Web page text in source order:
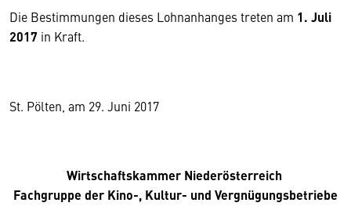
Die Bestimmungen dieses Lohnanhanges treten am 1. Juli
2017 in Kraft.
St. Pölten, am 29. Juni 2017
Wirtschaftskammer Niederösterreich
Fachgruppe der Kino-, Kultur- und Vergnügungsbetriebe